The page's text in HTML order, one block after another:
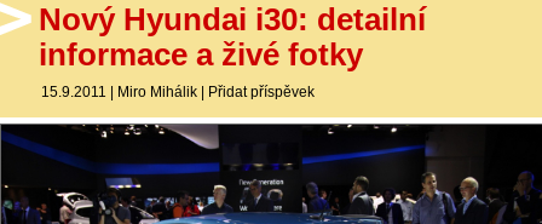
Nový Hyundai i30: detailní
informace a živé fotky
15.9.2011 | Miro Mihálik | Přidat příspěvek